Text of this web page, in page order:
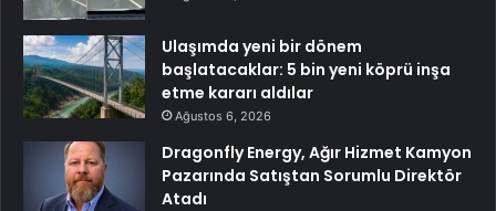
Ulaşımda yeni bir dönem
başlatacaklar: 5 bin yeni köprü inşa
etme kararı aldılar
Ağustos 6, 2026
Dragonfly Energy, Ağır Hizmet Kamyon
Pazarında Satıştan Sorumlu Direktör
Atadı